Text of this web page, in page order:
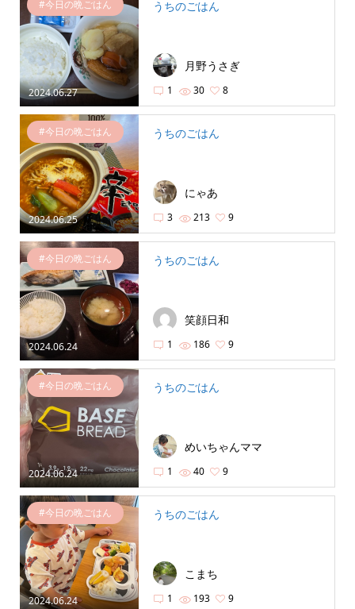
2024.06.27
#今日の晩ごはん うちのごはん
月野うさぎ
1 30 8
2024.06.25
#今日の晩ごはん うちのごはん
にゃあ
3 213 9
2024.06.24
#今日の晩ごはん うちのごはん
笑顔日和
1 186 9
2024.06.24
#今日の晩ごはん うちのごはん
めいちゃんママ
1 40 9
2024.06.24
#今日の晩ごはん うちのごはん
こまち
1 193 9